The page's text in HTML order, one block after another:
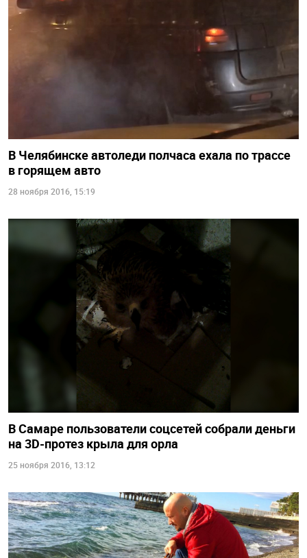
В Челябинске автоледи полчаса ехала по трассе
в горящем авто
28 ноября 2016, 15:19
В Самаре пользователи соцсетей собрали деньги
на 3D-протез крыла для орла
25 ноября 2016, 13:12